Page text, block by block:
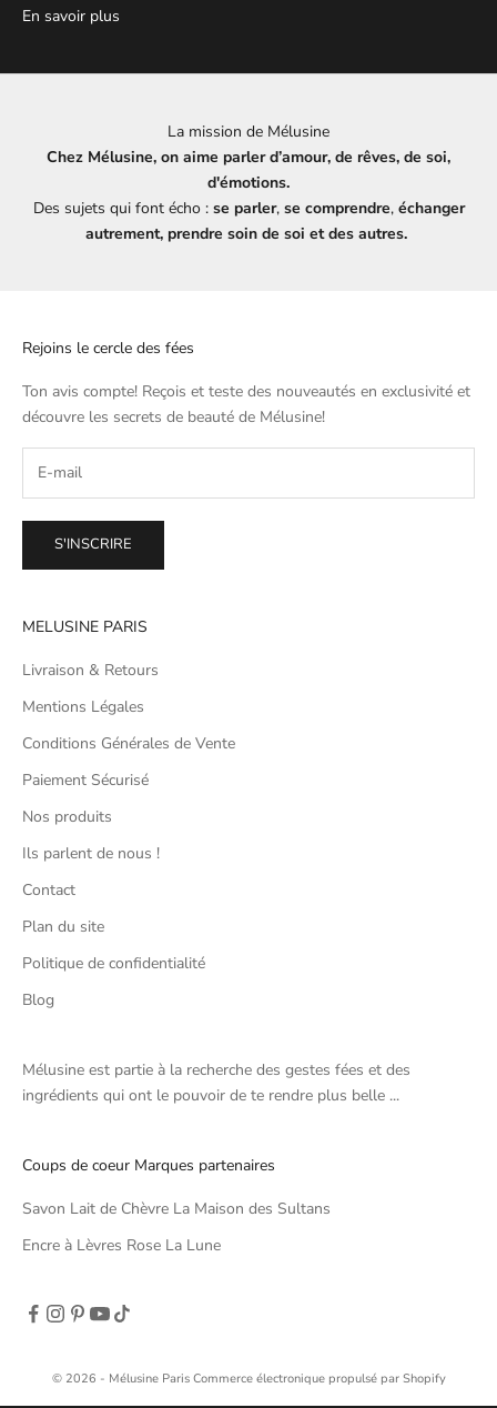
En savoir plus
La mission de Mélusine
Chez Mélusine, on aime parler d’amour, de rêves, de soi,
d'émotions.
Des sujets qui font écho : se parler, se comprendre, échanger
autrement, prendre soin de soi et des autres.
Rejoins le cercle des fées
Ton avis compte! Reçois et teste des nouveautés en exclusivité et
découvre les secrets de beauté de Mélusine!
S'INSCRIRE
MELUSINE PARIS
Livraison & Retours
Mentions Légales
Conditions Générales de Vente
Paiement Sécurisé
Nos produits
Ils parlent de nous !
Contact
Plan du site
Politique de confidentialité
Blog
Mélusine est partie à la recherche des gestes fées et des
ingrédients qui ont le pouvoir de te rendre plus belle ...
Coups de coeur Marques partenaires
Savon Lait de Chèvre La Maison des Sultans
Encre à Lèvres Rose La Lune
© 2026 - Mélusine Paris Commerce électronique propulsé par Shopify